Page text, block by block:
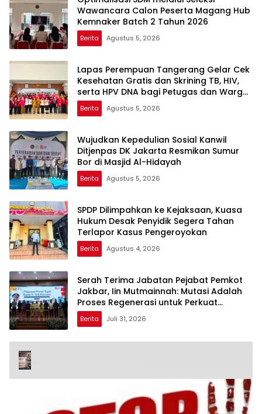
Wawancara Calon Peserta Magang Hub
Kemnaker Batch 2 Tahun 2026
Berita Agustus 5, 2026
Lapas Perempuan Tangerang Gelar Cek
Kesehatan Gratis dan Skrining TB, HIV,
serta HPV DNA bagi Petugas dan Warga
Binaan
Berita Agustus 5, 2026
Wujudkan Kepedulian Sosial Kanwil
Ditjenpas DK Jakarta Resmikan Sumur
Bor di Masjid Al-Hidayah
Berita Agustus 5, 2026
SPDP Dilimpahkan ke Kejaksaan, Kuasa
Hukum Desak Penyidik Segera Tahan
Terlapor Kasus Pengeroyokan
Berita Agustus 4, 2026
Serah Terima Jabatan Pejabat Pemkot
Jakbar, Iin Mutmainnah: Mutasi Adalah
Proses Regenerasi untuk Perkuat
Pelayanan Publik
Berita Juli 31, 2026